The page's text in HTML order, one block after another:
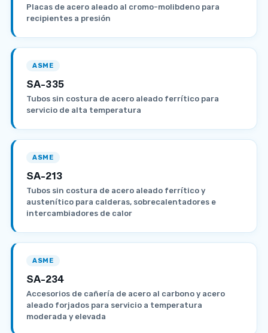
Placas de acero aleado al cromo-molibdeno para
recipientes a presión
ASME
SA-335
Tubos sin costura de acero aleado ferrítico para
servicio de alta temperatura
ASME
SA-213
Tubos sin costura de acero aleado ferrítico y
austenítico para calderas, sobrecalentadores e
intercambiadores de calor
ASME
SA-234
Accesorios de cañería de acero al carbono y acero
aleado forjados para servicio a temperatura
moderada y elevada